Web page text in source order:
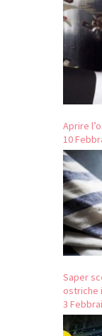
Aprire
10
Saper
ostriche
3